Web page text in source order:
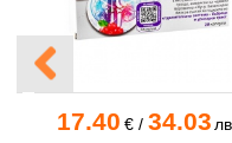
17.40 €/ 34.03 лв.